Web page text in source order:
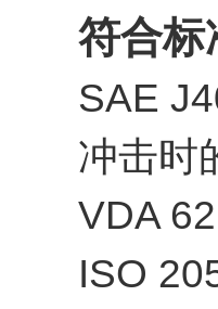
符合标
SAE
冲击时
VDA
ISO